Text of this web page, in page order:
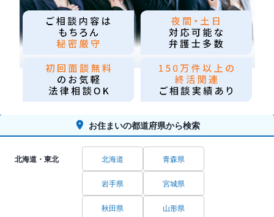
お住まいの都道府県から検索
北海道・東北 北海道 青森県
岩手県 宮城県
秋田県 山形県